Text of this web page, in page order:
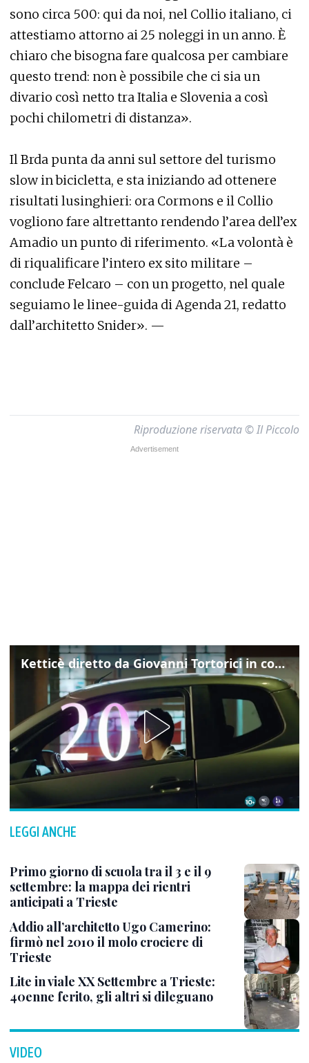
sono circa 500: qui da noi, nel Collio italiano, ci
attestiamo attorno ai 25 noleggi in un anno. È
chiaro che bisogna fare qualcosa per cambiare
questo trend: non è possibile che ci sia un
divario così netto tra Italia e Slovenia a così
pochi chilometri di distanza».
Il Brda punta da anni sul settore del turismo
slow in bicicletta, e sta iniziando ad ottenere
risultati lusinghieri: ora Cormons e il Collio
vogliono fare altrettanto rendendo l’area dell’ex
Amadio un punto di riferimento. «La volontà è
di riqualificare l’intero ex sito militare –
conclude Felcaro – con un progetto, nel quale
seguiamo le linee-guida di Agenda 21, redatto
dall’architetto Snider». —
Riproduzione riservata © Il Piccolo
Ketticè diretto da Giovanni Tortorici in concorso al Locarno Film Festival
LEGGI ANCHE
Primo giorno di scuola tra il 3 e il 9
settembre: la mappa dei rientri
anticipati a Trieste
Addio all’architetto Ugo Camerino:
firmò nel 2010 il molo crociere di
Trieste
Lite in viale XX Settembre a Trieste:
40enne ferito, gli altri si dileguano
VIDEO